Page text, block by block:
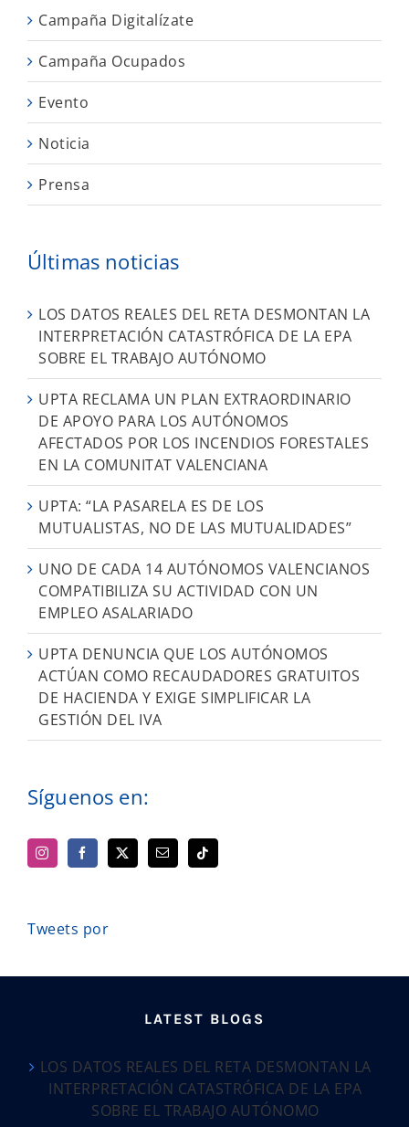
Campaña Digitalízate
Campaña Ocupados
Evento
Noticia
Prensa
Últimas noticias
LOS DATOS REALES DEL RETA DESMONTAN LA
INTERPRETACIÓN CATASTRÓFICA DE LA EPA
SOBRE EL TRABAJO AUTÓNOMO
UPTA RECLAMA UN PLAN EXTRAORDINARIO
DE APOYO PARA LOS AUTÓNOMOS
AFECTADOS POR LOS INCENDIOS FORESTALES
EN LA COMUNITAT VALENCIANA
UPTA: “LA PASARELA ES DE LOS
MUTUALISTAS, NO DE LAS MUTUALIDADES”
UNO DE CADA 14 AUTÓNOMOS VALENCIANOS
COMPATIBILIZA SU ACTIVIDAD CON UN
EMPLEO ASALARIADO
UPTA DENUNCIA QUE LOS AUTÓNOMOS
ACTÚAN COMO RECAUDADORES GRATUITOS
DE HACIENDA Y EXIGE SIMPLIFICAR LA
GESTIÓN DEL IVA
Síguenos en:
Tweets por
LATEST BLOGS
LOS DATOS REALES DEL RETA DESMONTAN LA
INTERPRETACIÓN CATASTRÓFICA DE LA EPA
SOBRE EL TRABAJO AUTÓNOMO